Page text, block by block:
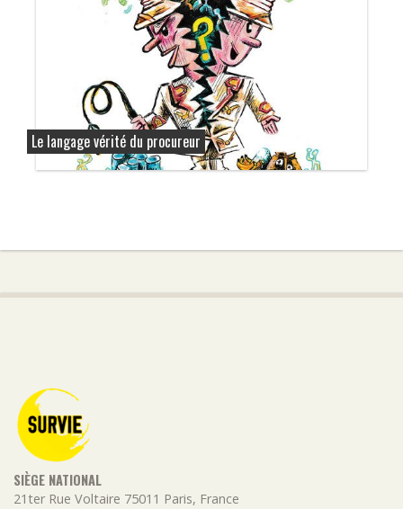
Le langage vérité du procureur
SIÈGE NATIONAL
21ter Rue Voltaire 75011 Paris, France